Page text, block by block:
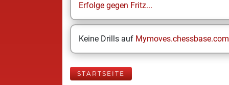
Erfolge gegen Fritz...
Keine Drills auf Mymoves.chessbase.com
STARTSEITE